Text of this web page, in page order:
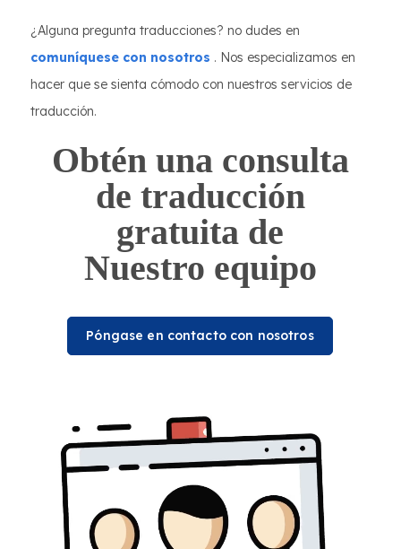
¿Alguna pregunta traducciones? no dudes en
comuníquese con nosotros . Nos especializamos en
hacer que se sienta cómodo con nuestros servicios de
traducción.
Obtén una consulta
de traducción
gratuita de
Nuestro equipo
Póngase en contacto con nosotros